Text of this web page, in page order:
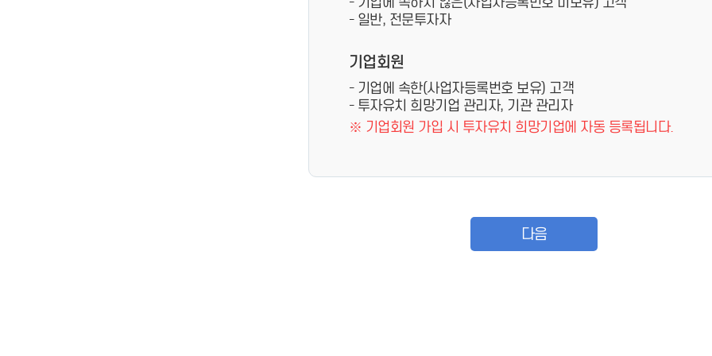
- 일반, 전문투자자
기업회원
- 기업에 속한(사업자등록번호 보유) 고객
- 투자유치 희망기업 관리자, 기관 관리자
※ 기업회원 가입 시 투자유치 희망기업에 자동 등록됩니다.
다음